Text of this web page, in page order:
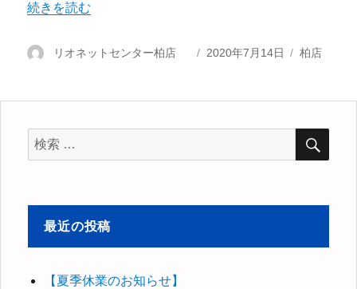
“【柏店】スタンプカード、始めました！” の
続きを読む
投
リオネットセンター柏店
投
2020年7月14日
カ
ー
柏店
検
索
象:
最近の投稿
【夏季休業のお知らせ】